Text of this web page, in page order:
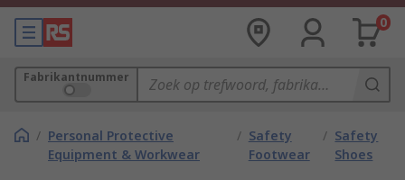
0
Fabrikantnummer
/ Personal Protective
Equipment & Workwear
/ Safety
Footwear
/ Safety
Shoes